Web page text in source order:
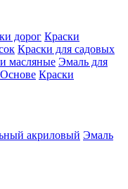
дорог Краски
Краски для садовых
масляные Эмаль для
Краски
акриловый Эмаль